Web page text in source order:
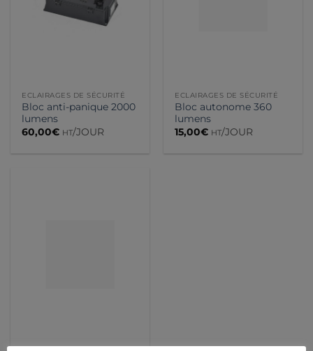
ECLAIRAGES DE SÉCURITÉ
Bloc anti-panique 2000
lumens
60,00€ HT/JOUR
ECLAIRAGES DE SÉCURITÉ
Bloc autonome 360
lumens
15,00€ HT/JOUR